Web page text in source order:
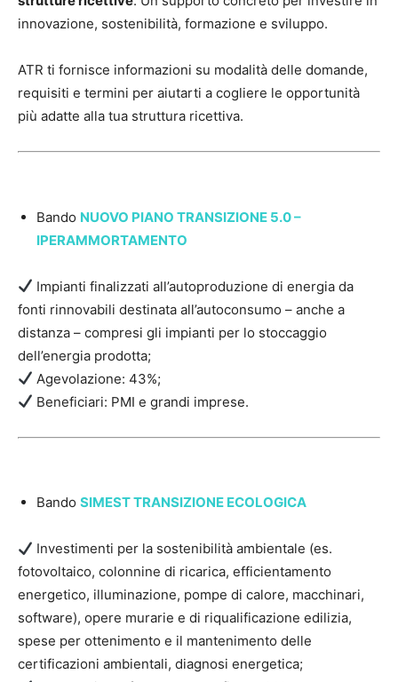
innovazione, sostenibilità, formazione e sviluppo.
ATR ti fornisce informazioni su modalità delle domande,
requisiti e termini per aiutarti a cogliere le opportunità
più adatte alla tua struttura ricettiva.
Bando NUOVO PIANO TRANSIZIONE 5.0 –
IPERAMMORTAMENTO
Impianti finalizzati all’autoproduzione di energia da
fonti rinnovabili destinata all’autoconsumo – anche a
distanza – compresi gli impianti per lo stoccaggio
dell’energia prodotta;
Agevolazione: 43%;
Beneficiari: PMI e grandi imprese.
Bando SIMEST TRANSIZIONE ECOLOGICA
Investimenti per la sostenibilità ambientale (es.
fotovoltaico, colonnine di ricarica, efficientamento
energetico, illuminazione, pompe di calore, macchinari,
software), opere murarie e di riqualificazione edilizia,
spese per ottenimento e il mantenimento delle
certificazioni ambientali, diagnosi energetica;